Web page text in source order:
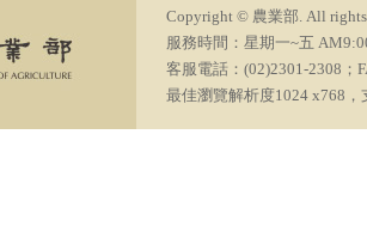
Copyright © 農業部. All rights
服務時間：星期一~五
客服電話：(02)2301-2308；
最佳瀏覽解析度1024 x768，